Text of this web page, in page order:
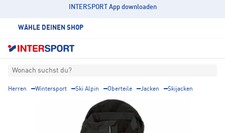
INTERSPORT App downloaden
WÄHLE DEINEN SHOP
Wonach suchst du?
Herren Wintersport Ski Alpin Oberteile Jacken Skijacken